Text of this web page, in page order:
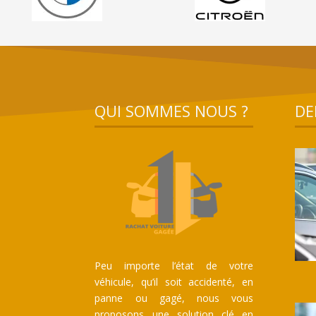
QUI SOMMES NOUS ?
Peu importe l’état de votre
véhicule, qu’il soit accidenté, en
panne ou gagé, nous vous